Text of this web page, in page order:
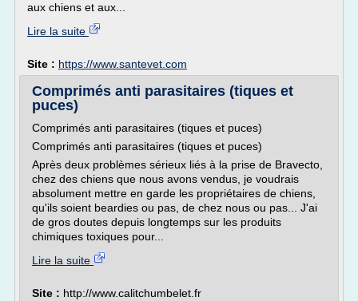
aux chiens et aux...
Lire la suite
Site : https://www.santevet.com
Comprimés anti parasitaires (tiques et
puces)
Comprimés anti parasitaires (tiques et puces)
Comprimés anti parasitaires (tiques et puces)
Après deux problèmes sérieux liés à la prise de Bravecto,
chez des chiens que nous avons vendus, je voudrais
absolument mettre en garde les propriétaires de chiens,
qu'ils soient beardies ou pas, de chez nous ou pas... J'ai
de gros doutes depuis longtemps sur les produits
chimiques toxiques pour...
Lire la suite
Site : http://www.calitchumbelet.fr